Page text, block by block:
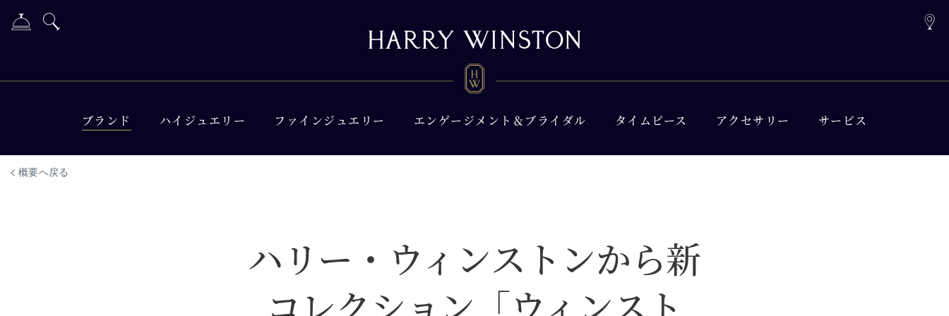
ブランド ハイジュエリー ファインジュエリー エンゲージメント＆ブライダル タイムピース アクセサリー サービス
概要へ戻る
ハリー・ウィンストンから新
コレクション「ウィンスト